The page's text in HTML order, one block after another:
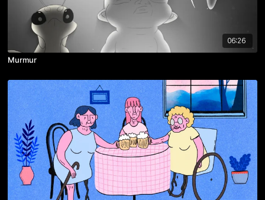
06:26
Murmur